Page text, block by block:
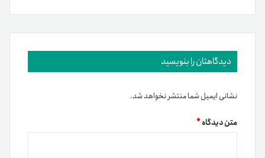
دیدگاهتان را بنویسید
نشانی ایمیل شما منتشر نخواهد شد.
متن دیدگاه*